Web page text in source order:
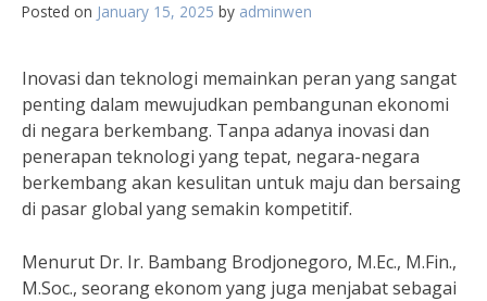
Posted on January 15, 2025 by adminwen
Inovasi dan teknologi memainkan peran yang sangat
penting dalam mewujudkan pembangunan ekonomi
di negara berkembang. Tanpa adanya inovasi dan
penerapan teknologi yang tepat, negara-negara
berkembang akan kesulitan untuk maju dan bersaing
di pasar global yang semakin kompetitif.
Menurut Dr. Ir. Bambang Brodjonegoro, M.Ec., M.Fin.,
M.Soc., seorang ekonom yang juga menjabat sebagai